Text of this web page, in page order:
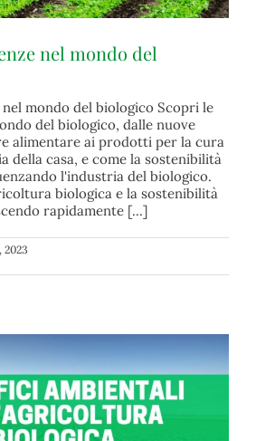
nel mondo del biologico
biologico
nel mondo del
mondo del biologico Scopri le
del biologico, dalle nuove
alimentare ai prodotti per la cura
della casa, e come la sostenibilità
l'industria del biologico.
biologica e la sostenibilità
rapidamente [...]
2023